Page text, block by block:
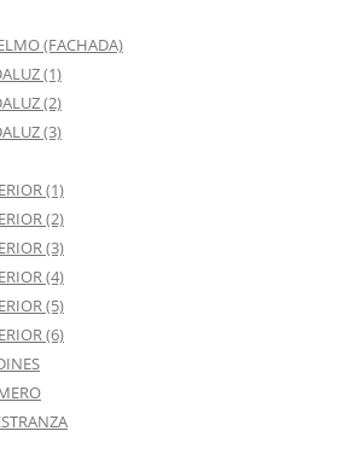
(FACHADA)
(1)
(2)
(3)
(1)
(2)
(3)
(4)
(5)
(6)